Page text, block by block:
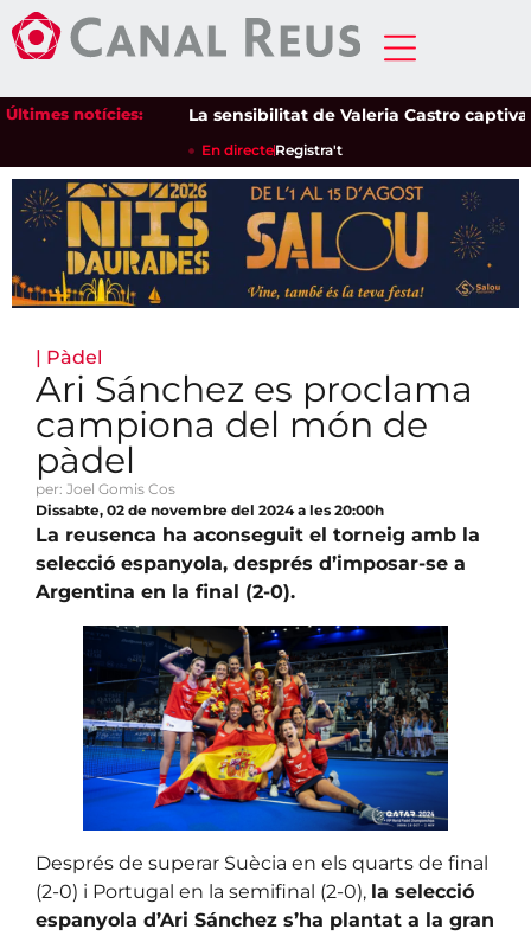
Últimes notícies: La sensibilitat de Valeria Castro captiva el
En directeRegistra't
| Pàdel
Ari Sánchez es proclama
campiona del món de
pàdel
per: Joel Gomis Cos
Dissabte, 02 de novembre del 2024 a les 20:00h
La reusenca ha aconseguit el torneig amb la
selecció espanyola, després d’imposar-se a
Argentina en la final (2-0).
Després de superar Suècia en els quarts de final
(2-0) i Portugal en la semifinal (2-0), la selecció
espanyola d’Ari Sánchez s’ha plantat a la gran